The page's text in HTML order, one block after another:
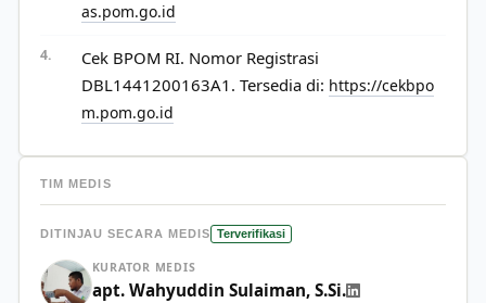
as.pom.go.id
Cek BPOM RI. Nomor Registrasi
DBL1441200163A1. Tersedia di: https://cekbpo
m.pom.go.id
TIM MEDIS
DITINJAU SECARA MEDIS Terverifikasi
KURATOR MEDIS
apt. Wahyuddin Sulaiman, S.Si.